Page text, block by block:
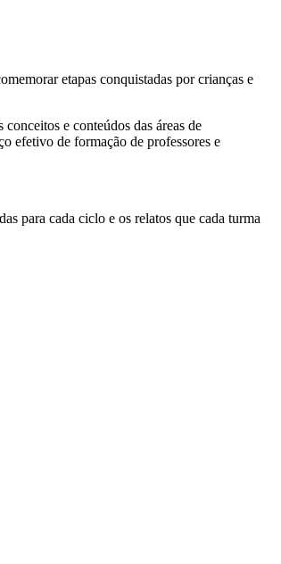
etapas conquistadas por crianças e
e conteúdos das áreas de
efetivo de formação de professores e
para cada ciclo e os relatos que cada turma